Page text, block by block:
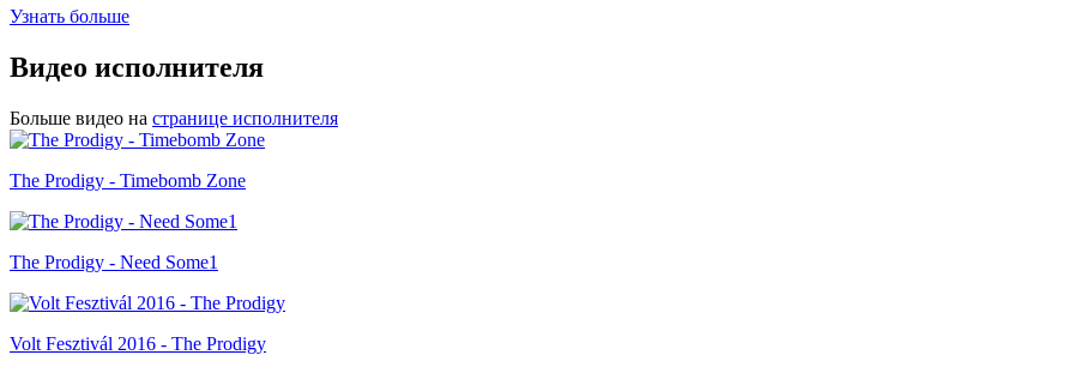
Узнать больше
Видео исполнителя
Больше видео на странице исполнителя
The Prodigy - Timebomb Zone
The Prodigy - Need Some1
Volt Fesztivál 2016 - The Prodigy